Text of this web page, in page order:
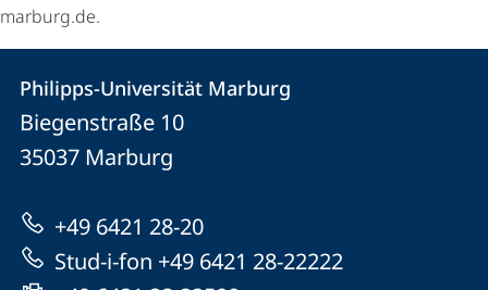
marburg.de.
Kontakt
und
Informationen
zur
Website
Kontaktinformationen
Philipps-
Universität
Philipps-Universität Marburg
Biegenstraße 10
35037 Marburg
+49 6421 28-20
Stud-i-fon +49 6421 28-22222